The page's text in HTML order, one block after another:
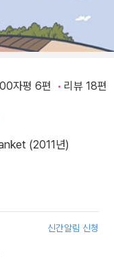
자평 6편 리뷰 18편
(2011년)
신간알림 신청